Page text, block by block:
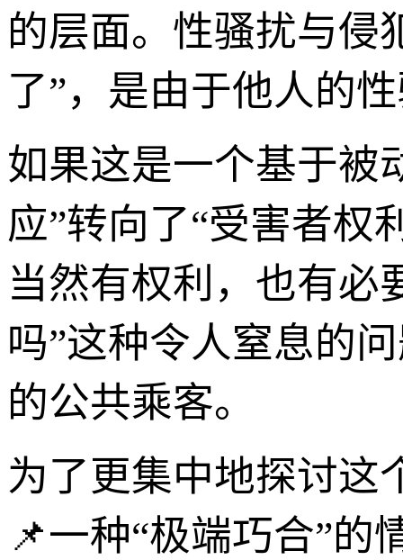
的层面。性骚扰与侵
了”，是由于他人的
如果这是一个基于被
应”转向了“受害者权
当然有权利，也有必
吗”这种令人窒息的
的公共乘客。
为了更集中地探讨这
📌一种“极端巧合”